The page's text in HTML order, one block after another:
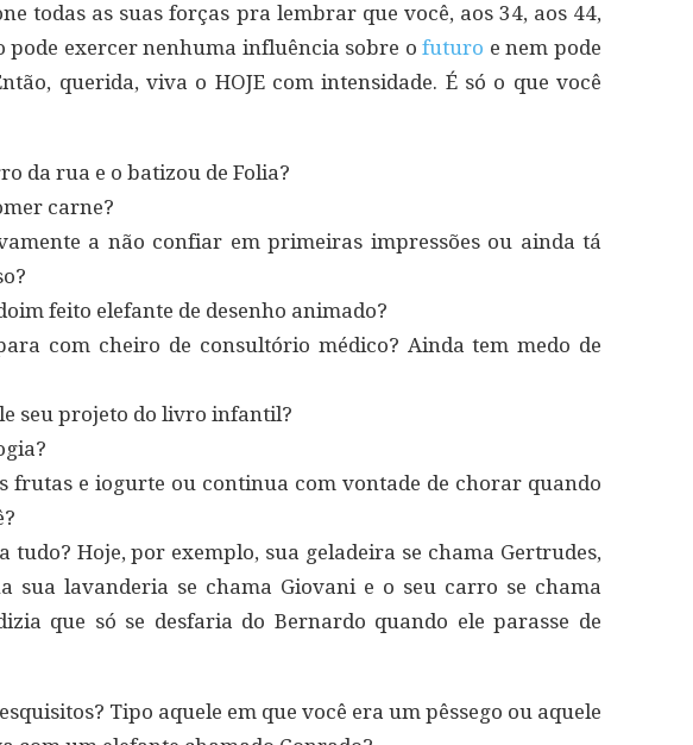
todas as suas forças pra lembrar que você, aos 34, aos 44,
pode exercer nenhuma influência sobre ofuturo e nem pode
querida, viva o HOJE com intensidade. É só o que você
da rua e o batizou de Folia?
carne?
a não confiar em primeiras impressões ou ainda tá
feito elefante de desenho animado?
com cheiro de consultório médico? Ainda tem medo de
seu projeto do livro infantil?
frutas e iogurte ou continua com vontade de chorar quando
tudo? Hoje, por exemplo, sua geladeira se chama Gertrudes,
sua lavanderia se chama Giovani e o seu carro se chama
que só se desfaria do Bernardo quando ele parasse de
Tipo aquele em que você era um pêssego ou aquele